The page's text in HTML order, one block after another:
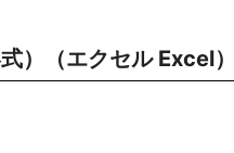
）（エクセル Excel）